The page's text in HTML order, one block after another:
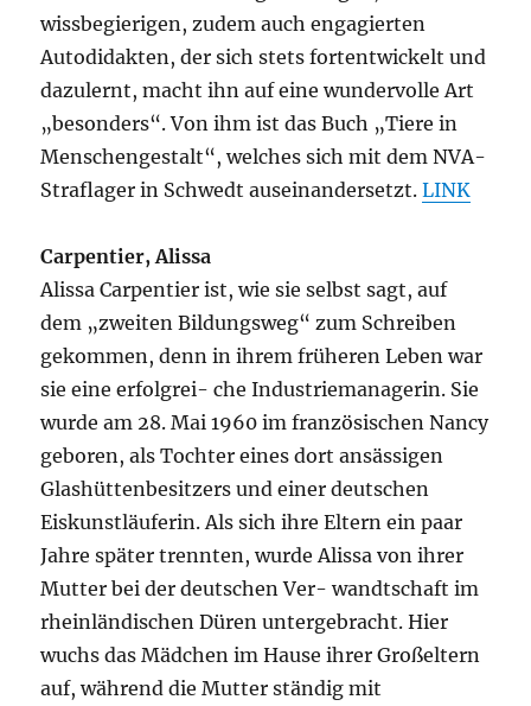
wissbegierigen, zudem auch engagierten
Autodidakten, der sich stets fortentwickelt und
dazulernt, macht ihn auf eine wundervolle Art
„besonders“. Von ihm ist das Buch „Tiere in
Menschengestalt“, welches sich mit dem NVA-
Straflager in Schwedt auseinandersetzt.LINK
Carpentier, Alissa
Alissa Carpentier ist, wie sie selbst sagt, auf
dem „zweiten Bildungsweg“ zum Schreiben
gekommen, denn in ihrem früheren Leben war
sie eine erfolgrei- che Industriemanagerin. Sie
wurde am 28. Mai 1960 im französischen Nancy
geboren, als Tochter eines dort ansässigen
Glashüttenbesitzers und einer deutschen
Eiskunstläuferin. Als sich ihre Eltern ein paar
Jahre später trennten, wurde Alissa von ihrer
Mutter bei der deutschen Ver- wandtschaft im
rheinländischen Düren untergebracht. Hier
wuchs das Mädchen im Hause ihrer Großeltern
auf, während die Mutter ständig mit